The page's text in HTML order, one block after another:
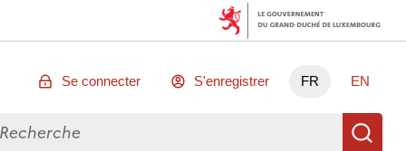
Se connecter S'enregistrer FR EN
des données